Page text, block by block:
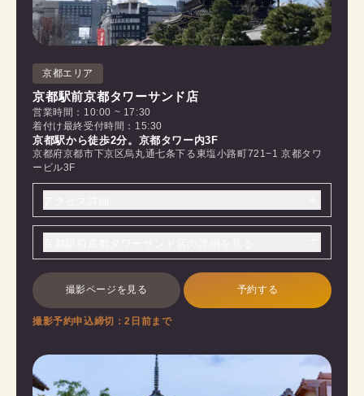
京都エリア
京都駅前京都タワーサンド店
営業時間：10:00 ~ 17:30
着付け最終受付時間：15:30
京都駅から徒歩2分。京都タワー内3F
京都府京都市下京区烏丸通七条下る東塩小路町721−1 京都タワ
ービル3F
撮影ページを見る 予約する
撮影予約申込締切：2日前まで